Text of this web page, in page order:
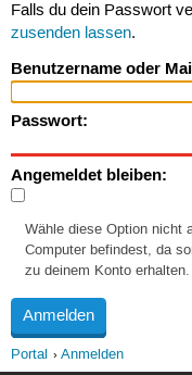
Falls du dein Passwort
zusenden lassen.
Benutzername oder
Passwort:
Angemeldet bleiben:
Wähle diese Option nicht
Computer befindest, da
zu deinem Konto erhalten.
Portal Anmelden